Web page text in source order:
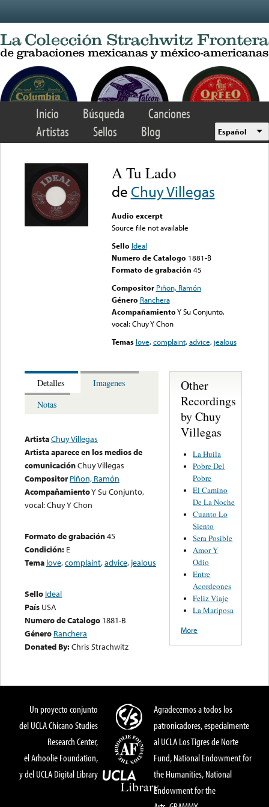
Inicio Búsqueda
Canciones
Artistas
Sellos Blog Español
A Tu Lado
de Chuy Villegas
Audio excerpt
Source file not available
Sello Ideal
Numero de Catalogo 1881-B
Formato de grabación 45
Compositor Piñon, Ramón
Género Ranchera
AcompañamientoY Su Conjunto,
vocal: Chuy Y Chon
Temas love,complaint,advice, jealous
Detalles
Imagenes
Notas
ArtistaChuy Villegas
Artista aparece en los medios de
comunicaciónChuy Villegas
Compositor Piñon, Ramón
AcompañamientoY Su Conjunto,
vocal: Chuy Y Chon
Formato de grabación45
Condición: E
Tema love,complaint,advice, jealous
Sello Ideal
País USA
Numero de Catalogo 1881-B
Género Ranchera
Donated By:Chris Strachwitz
Other
Recordings
by Chuy
Villegas
La Huila
Pobre Del
Pobre
El Camino
De La Noche
Cuanto Lo
Siento
Sera Posible
Amor Y
Odio
Entre
Acordeones
Feliz Viaje
La Mariposa
More
Un proyecto conjunto
del UCLA Chicano Studies
Research Center,
el Arhoolie Foundation,
y del UCLA Digital Library
Agradecemos a todos los
patronicadores, especialmente
al UCLA Los Tigres de Norte
Fund, National Endowment for
the Humanities, National
Endowment for the